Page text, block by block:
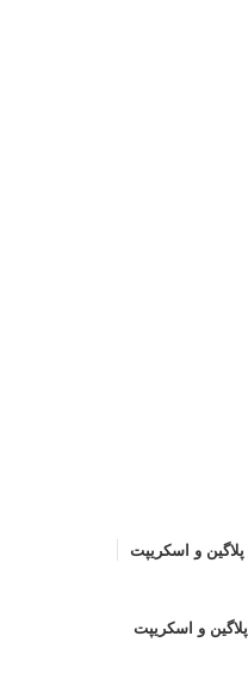
پلاگین و اسکریپت
پلاگین و اسکریپت